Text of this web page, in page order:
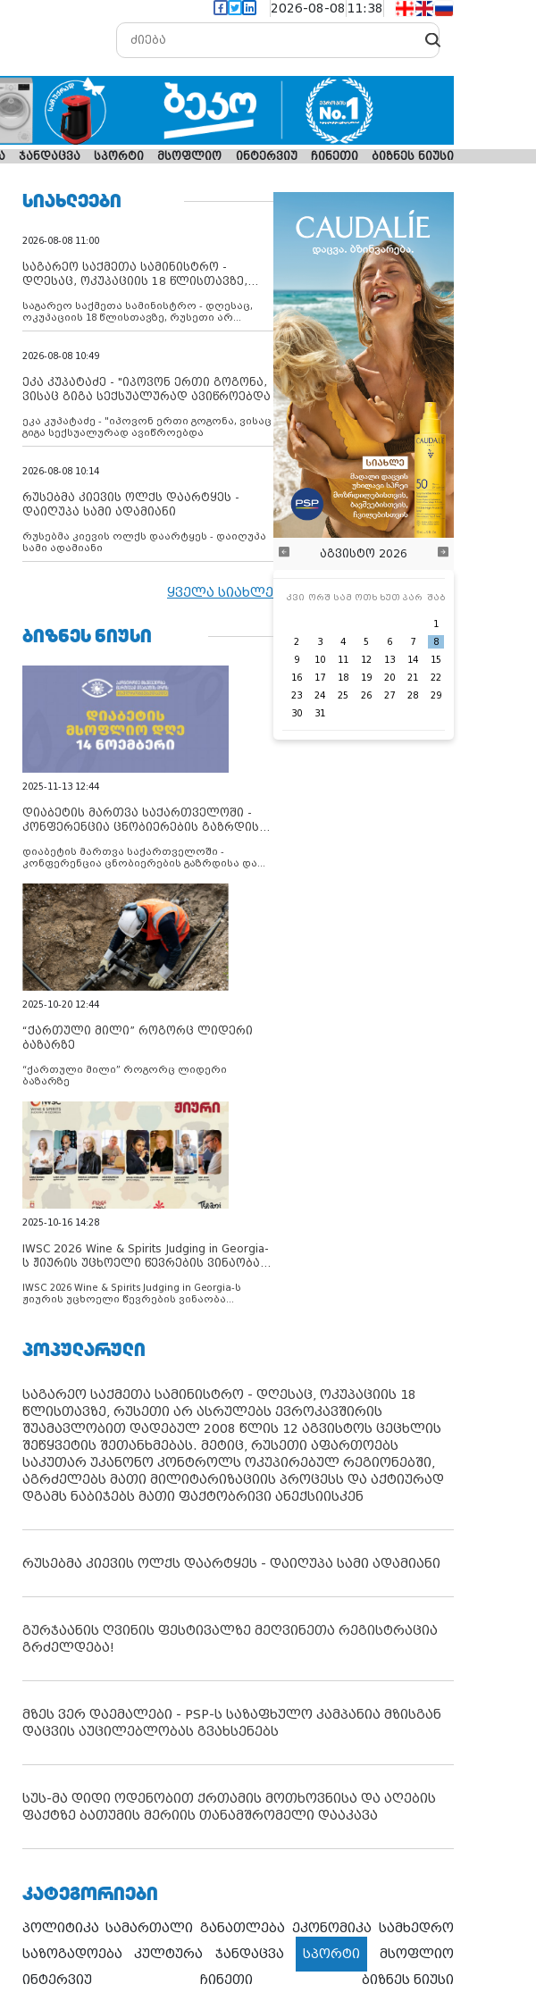
2026-08-08 11:38
ჯანდაცვა სპორტი მსოფლიო ინტერვიუ ჩინეთი ბიზნეს ნიუსი
ᲡᲘᲐᲮᲚᲔᲔᲑᲘ
2026-08-08 11:00
საგარეო საქმეთა სამინისტრო -
დღესაც, ოკუპაციის 18 წლისთავზე,
შუამავლ
საგარეო საქმეთა სამინისტრო - დღესაც,
ოკუპაციის 18 წლისთავზე, რუსეთი არ
ასრულებს ევროკავშირის შუამავლობით
შეწყვეტის შეთანხმებას. მეტიც, რუსეთი
ოკუპირებულ რეგიონებში, აგრძელებს მათი
მილიტარიზაციის პროცესს და აქტიურად
დგამს ნაბიჯებს მათი ფაქტობრივი
2026-08-08 10:49
ეკა კუპატაძე - "იპოვონ ერთი გოგონა,
ვისაც გიგა სექსუალურად ავიწროებდა
ეკა კუპატაძე - "იპოვონ ერთი გოგონა, ვისაც
გიგა სექსუალურად ავიწროებდა
2026-08-08 10:14
რუსებმა კიევის ოლქს დაარტყეს -
დაიღუპა სამი ადამიანი
რუსებმა კიევის ოლქს დაარტყეს - დაიღუპა
სამი ადამიანი
ყველა სიახლე
ᲑᲘᲖᲜᲔᲡ ᲜᲘᲣᲡᲘ
2025-11-13 12:44
დიაბეტის მართვა საქართველოში -
კონფერენცია ცნობიერების გაზრდისა
დიაბეტის მართვა საქართველოში -
კონფერენცია ცნობიერების გაზრდისა და
2025-10-20 12:44
“ქართული მილი” როგორც ლიდერი
ბაზარზე
“ქართული მილი” როგორც ლიდერი
ბაზარზე
2025-10-16 14:28
IWSC 2026 Wine & Spirits Judging in Georgia-
ს ჟიურის უცხოელი წევრების ვინაობა
IWSC 2026 Wine & Spirits Judging in Georgia-ს
ჟიურის უცხოელი წევრების ვინაობა
აგვისტო 2026
კვი ორშ სამ ოთხ ხუთ პარ შაბ
1
2
3 4 5 6 7
8
9
10 11 12 13 14
15
16
17 18 19 20 21
22
23
24 25 26 27 28
29
30
31
ᲞᲝᲞᲣᲚᲐᲠᲣᲚᲘ
საგარეო საქმეთა სამინისტრო - დღესაც, ოკუპაციის 18
წლისთავზე, რუსეთი არ ასრულებს ევროკავშირის
შუამავლობით დადებულ 2008 წლის 12 აგვისტოს ცეცხლის
შეწყვეტის შეთანხმებას. მეტიც, რუსეთი აფართოებს
საკუთარ უკანონო კონტროლს ოკუპირებულ რეგიონებში,
აგრძელებს მათი მილიტარიზაციის პროცესს და აქტიურად
დგამს ნაბიჯებს მათი ფაქტობრივი ანექსიისკენ
რუსებმა კიევის ოლქს დაარტყეს - დაიღუპა სამი ადამიანი
გურჯაანის ღვინის ფესტივალზე მეღვინეთა რეგისტრაცია
გრძელდება!
მზეს ვერ დაემალები - PSP-ს საზაფხულო კამპანია მზისგან
დაცვის აუცილებლობას გვახსენებს
სუს-მა დიდი ოდენობით ქრთამის მოთხოვნისა და აღების
ფაქტზე ბათუმის მერიის თანამშრომელი დააკავა
ᲙᲐᲢᲔᲒᲝᲠᲘᲔᲑᲘ
პოლიტიკა სამართალი განათლება ეკონომიკა სამხედრო
საზოგადოება
კულტურა ჯანდაცვა სპორტი
მსოფლიო
ინტერვიუ
ჩინეთი ბიზნეს ნიუსი